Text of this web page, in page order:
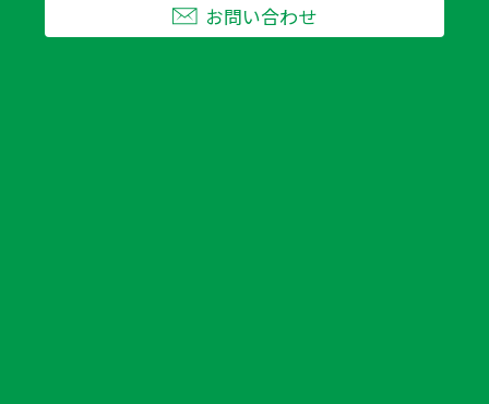
お問い合わせ